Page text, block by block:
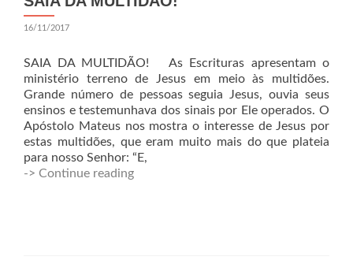
16/11/2017
SAIA DA MULTIDÃO! As Escrituras apresentam o
ministério terreno de Jesus em meio às multidões.
Grande número de pessoas seguia Jesus, ouvia seus
ensinos e testemunhava dos sinais por Ele operados. O
Apóstolo Mateus nos mostra o interesse de Jesus por
estas multidões, que eram muito mais do que plateia
para nosso Senhor: “E,
-> Continue reading